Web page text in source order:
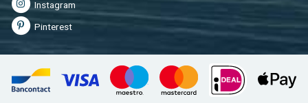
In­st­agram
Pin­te­rest